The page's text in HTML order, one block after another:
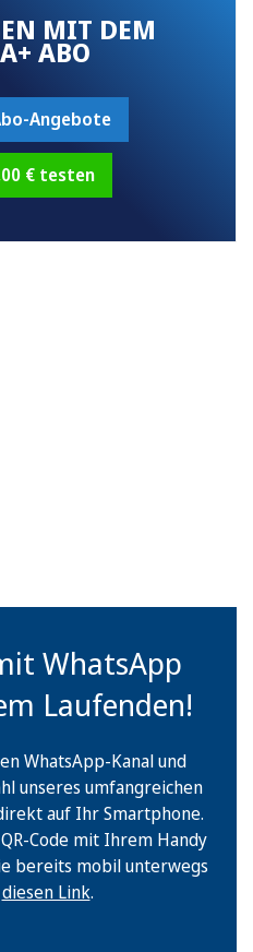
MIT DEM
ABO
Angebote
€ testen
WhatsApp
Laufenden!
WhatsApp-Kanal und
unseres umfangreichen
auf Ihr Smartphone.
Code mit Ihrem Handy
bereits mobil unterwegs
diesen Link.